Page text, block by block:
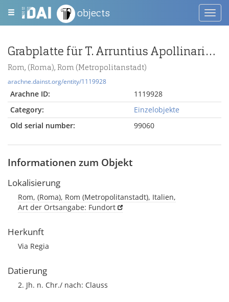
objects
Grabplatte für T. Arruntius Apollinaris (miles cohortis I praetoriae) und Claudia Pallas
Rom, (Roma), Rom (Metropolitanstadt)
arachne.dainst.org/entity/1119928
Arachne ID:
1119928
Category:
Einzelobjekte
Old serial number:
99060
Informationen zum Objekt
Lokalisierung
Rom, (Roma), Rom (Metropolitanstadt), Italien,
Art der Ortsangabe: Fundort
Herkunft
Via Regia
Datierung
2. Jh. n. Chr./ nach: Clauss